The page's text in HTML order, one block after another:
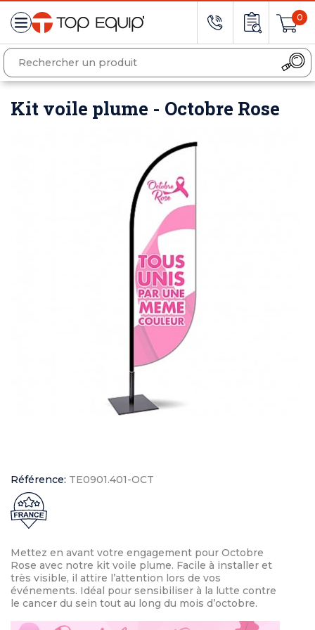
0
Kit voile plume - Octobre Rose
Référence: TE0901.401-OCT
Mettez en avant votre engagement pour Octobre
Rose avec notre kit voile plume. Facile à installer et
très visible, il attire l’attention lors de vos
événements. Idéal pour sensibiliser à la lutte contre
le cancer du sein tout au long du mois d’octobre.